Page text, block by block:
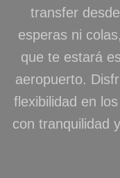
transfer
esperas ni
que te estará
aeropuerto.
flexibilidad en
con tranquilidad